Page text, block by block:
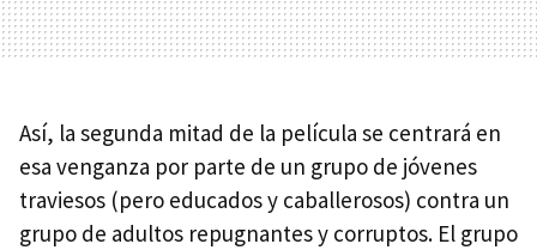
Así, la segunda mitad de la película se centrará en
esa venganza por parte de un grupo de jóvenes
traviesos (pero educados y caballerosos) contra un
grupo de adultos repugnantes y corruptos. El grupo